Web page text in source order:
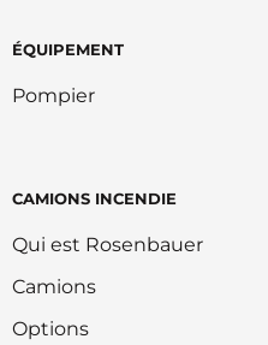
ÉQUIPEMENT
Pompier
CAMIONS INCENDIE
Qui est Rosenbauer
Camions
Options